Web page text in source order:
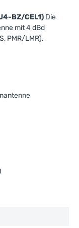
BZ/CEL1) Die
mit 4 dBd
PMR/LMR).